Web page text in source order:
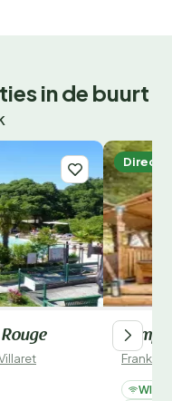
en beleef een
er snel bij, want
in de buurt
Direct
Frankrijk
WIFI